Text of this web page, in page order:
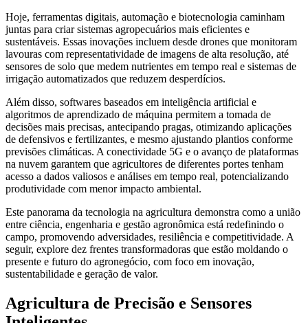
Hoje, ferramentas digitais, automação e biotecnologia caminham
juntas para criar sistemas agropecuários mais eficientes e
sustentáveis. Essas inovações incluem desde drones que monitoram
lavouras com representatividade de imagens de alta resolução, até
sensores de solo que medem nutrientes em tempo real e sistemas de
irrigação automatizados que reduzem desperdícios.
Além disso, softwares baseados em inteligência artificial e
algoritmos de aprendizado de máquina permitem a tomada de
decisões mais precisas, antecipando pragas, otimizando aplicações
de defensivos e fertilizantes, e mesmo ajustando plantios conforme
previsões climáticas. A conectividade 5G e o avanço de plataformas
na nuvem garantem que agricultores de diferentes portes tenham
acesso a dados valiosos e análises em tempo real, potencializando
produtividade com menor impacto ambiental.
Este panorama da tecnologia na agricultura demonstra como a união
entre ciência, engenharia e gestão agronômica está redefinindo o
campo, promovendo adversidades, resiliência e competitividade. A
seguir, explore dez frentes transformadoras que estão moldando o
presente e futuro do agronegócio, com foco em inovação,
sustentabilidade e geração de valor.
Agricultura de Precisão e Sensores